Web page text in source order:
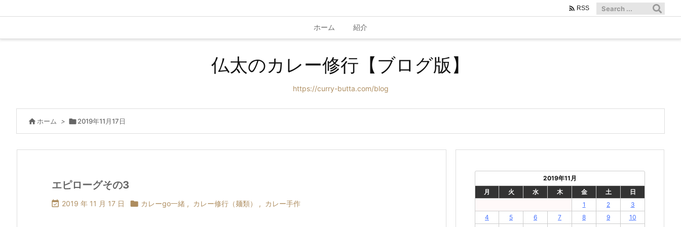
ホーム 紹介
 RSS
仏太のカレー修行【ブログ版】
https://curry-butta.com/blog
 ホーム > 2019年11月17日
エピローグその3
 2019 年 11 月 17 日  カレーgo一緒 , カレー修行（麺類） , カレー手作
2019年11月
月
火 水 木 金 土
日
1
2
3
4
5 6 7 8 9
10